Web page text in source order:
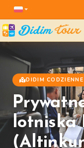
DIDIM
lotniska